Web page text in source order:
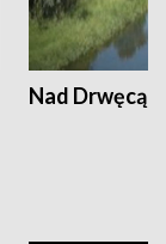
Nad Drwęcą